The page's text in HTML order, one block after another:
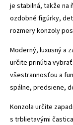
je stabilná, takže na
ozdobné figúrky,
rozmery konzoly
Moderný, luxusný a
určite prinútia
všestrannosťou a
spálne, predsiene,
Konzola určite
s trblietavými